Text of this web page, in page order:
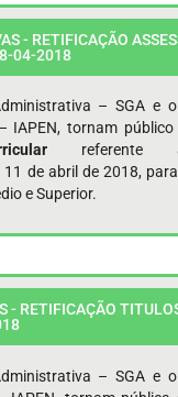
- RETIFICAÇÃO
04-2018
– SGA e
IAPEN, tornam
referente
11 de abril de 2018,
e Superior.
- RETIFICAÇÃO
– SGA e